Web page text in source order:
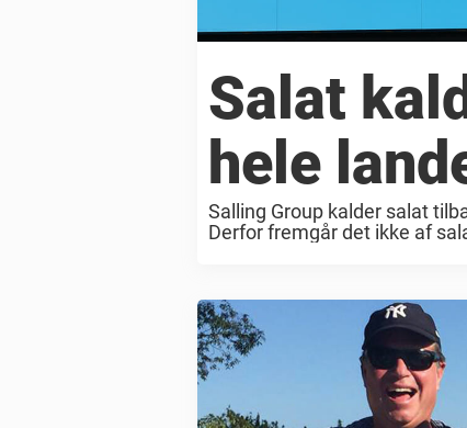
Salat
hele
Salling Group kalder salat
Derfor fremgår det ikke af